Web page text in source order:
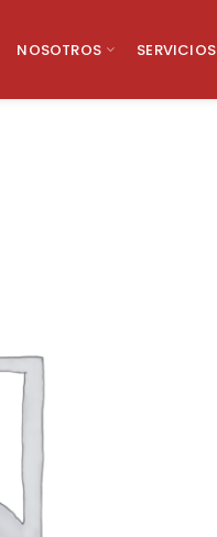
NOSOTROS SERVICIOS